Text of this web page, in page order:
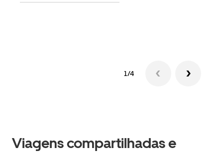
1/4
Viagens compartilhadas e